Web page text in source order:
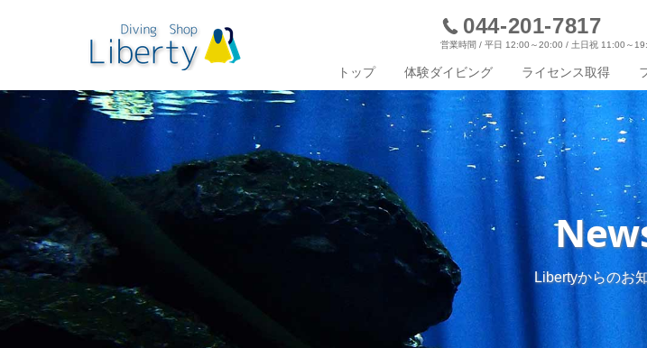
044-201-7817
営業時間 / 平日 12:00～20:00 / 土日祝 11:00～
トップ 体験ダイビング ライセンス取得
Libertyからのお